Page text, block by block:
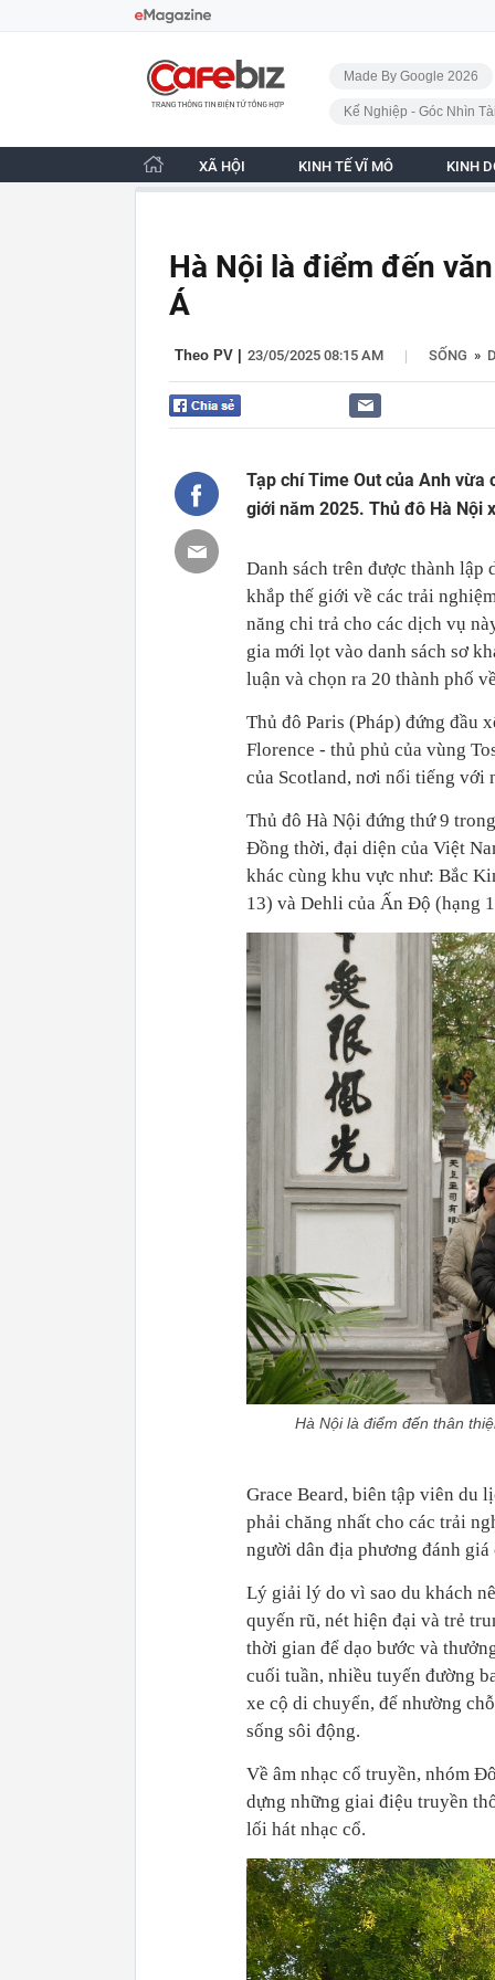
CafeBiz - Trang chủ
Made By Google 2026
Kế Nghiệp - Góc Nhìn
XÃ HỘI KINH TẾ VĨ MÔ KINH
Hà Nội là điểm đến
Á
Theo PV 23/05/2025 08:15 AM | SỐNG »
Tạp chí Time Out của Anh vừa
giới năm 2025. Thủ đô Hà Nội
Danh sách trên được thành lập
khắp thế giới về các trải
năng chi trả cho các dịch vụ
gia mới lọt vào danh sách sơ
luận và chọn ra 20 thành phố
Thủ đô Paris (Pháp) đứng đầu
Florence - thủ phủ của vùng
của Scotland, nơi nổi tiếng với
Thủ đô Hà Nội đứng thứ 9
Đồng thời, đại diện của Việt
khác cùng khu vực như: Bắc
13) và Dehli của Ấn Độ (hạng
Hà Nội là điểm đến thân
Grace Beard, biên tập viên du
phải chăng nhất cho các trải
người dân địa phương đánh
Lý giải lý do vì sao du khách
quyến rũ, nét hiện đại và trẻ
thời gian để dạo bước và
cuối tuần, nhiều tuyến đường
xe cộ di chuyển, để nhường
sống sôi động.
Về âm nhạc cổ truyền, nhóm
dựng những giai điệu truyền
lối hát nhạc cổ.